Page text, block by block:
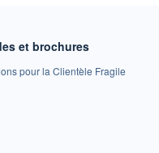
et brochures
pour la Clientèle Fragile